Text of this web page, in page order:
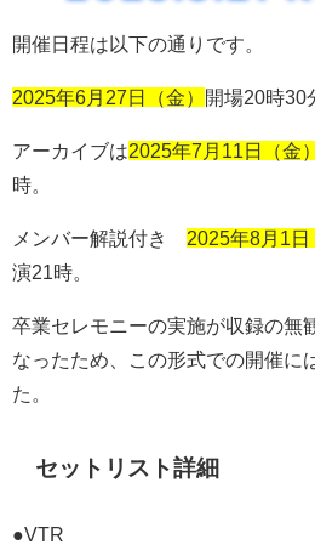
開催日程は以下の通りです。
2025年6月27日（金） 開場20時30
アーカイブは2025年7月11日（金）
時。
メンバー解説付き 2025年8月1日
演21 時。
卒業セレモニーの実施が収録の無
なったため、この形式での開催に
た。
セットリスト詳細
●VTR